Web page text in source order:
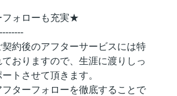
ォローも充実★
契約後のアフターサービスには特
おりますので、生涯に渡りしっ
トさせて頂きます。
ターフォローを徹底することで